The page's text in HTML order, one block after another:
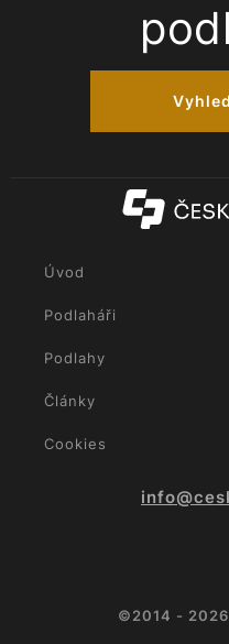
Úvod
Podlaháři
Podlahy
Články
Cookies
©2014 -